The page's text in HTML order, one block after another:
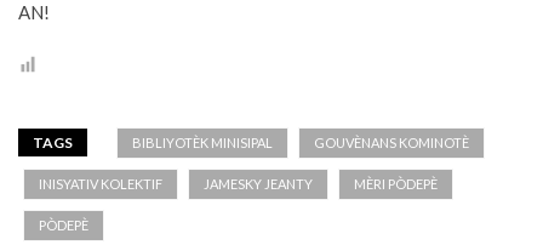
AN!
TAGS BIBLIYOTÈK MINISIPAL GOUVÈNANS KOMINOTÈ
INISYATIV KOLEKTIF JAMESKY JEANTY MÈRI PÒDEPÈ
PÒDEPÈ